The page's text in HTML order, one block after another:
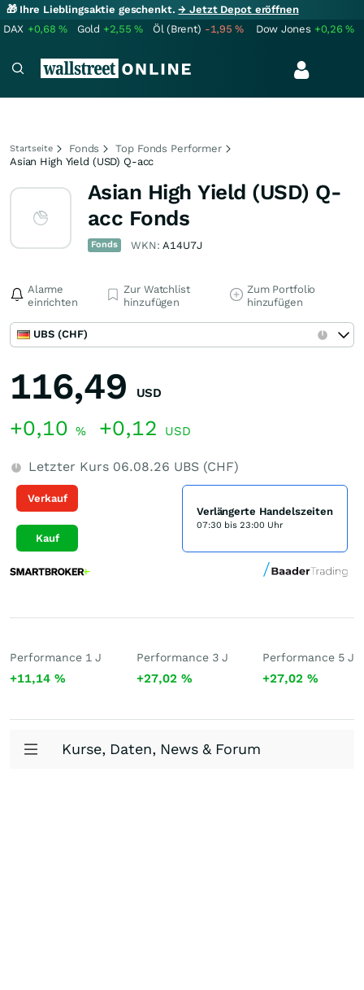
🎁 Ihre Lieblingsaktie geschenkt.→ Jetzt Depot eröffnen
DAX +0,68% Gold +2,55% Öl (Brent) -1,95% Dow Jones +0,26%
Startseite Fonds
Top Fonds Performer
Asian High Yield (USD) Q-acc
Asian High Yield (USD) Q-
acc Fonds
Fonds WKN:A14U7J
Alarme
einrichten
Zur Watchlist
hinzufügen
Zum Portfolio
hinzufügen
UBS (CHF)
116,49 USD
+0,10 % +0,12 USD
Letzter Kurs 06.08.26 UBS (CHF)
Verkauf
Kauf
Verlängerte Handelszeiten
07:30 bis 23:00 Uhr
Performance 1 J
+11,14 %
Performance 3 J
+27,02 %
Performance 5 J
+27,02 %
Kurse, Daten, News & Forum